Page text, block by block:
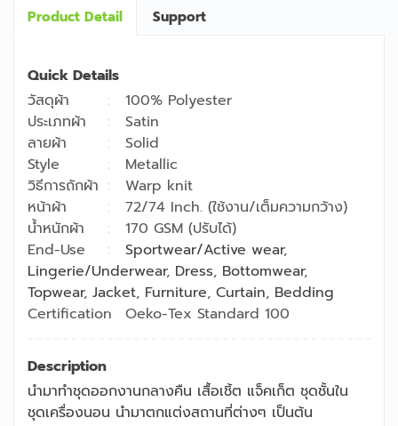
Product Detail Support
Quick Details
วัสดุผ้า
100% Polyester
ประเภทผ้า
Satin
ลายผ้า
Solid
Style
Metallic
วิธีการถักผ้า
Warp knit
หน้าผ้า
72/74 Inch. (ใช้งาน/เต็มความกว้าง)
น้ำหนักผ้า
170 GSM (ปรับได้)
End-Use
Sportwear/Active wear,
Lingerie/Underwear, Dress, Bottomwear,
Topwear, Jacket, Furniture, Curtain, Bedding
Certification
Oeko-Tex Standard 100
Description
นำมาทำชุดออกงานกลางคืน เสื้อเชิ้ต แจ็คเก็ต ชุดชั้นใน
ชุดเครื่องนอน นำมาตกแต่งสถานที่ต่างๆ เป็นต้น